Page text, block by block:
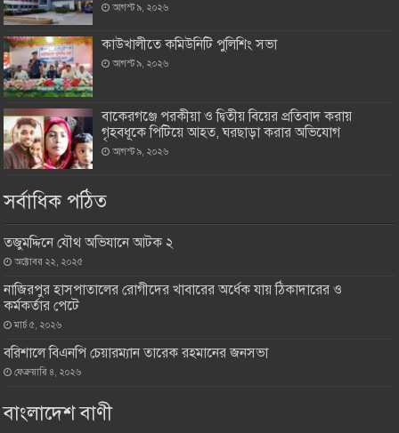
আগস্ট ৯, ২০২৬
কাউখালীতে কমিউনিটি পুলিশিং সভা
আগস্ট ৯, ২০২৬
বাকেরগঞ্জে পরকীয়া ও দ্বিতীয় বিয়ের প্রতিবাদ করায়
গৃহবধূকে পিটিয়ে আহত, ঘরছাড়া করার অভিযোগ
আগস্ট ৯, ২০২৬
সর্বাধিক পঠিত
তজুমদ্দিনে যৌথ অভিযানে আটক ২
অক্টোবর ২২, ২০২৫
নাজিরপুর হাসপাতালের রোগীদের খাবারের অর্ধেক যায় ঠিকাদারের ও
কর্মকর্তার পেটে
মার্চ ৫, ২০২৬
বরিশালে বিএনপি চেয়ারম্যান তারেক রহমানের জনসভা
ফেব্রুয়ারি ৪, ২০২৬
বাংলাদেশ বাণী